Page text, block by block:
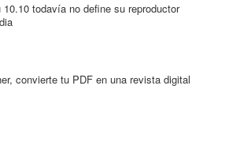
10.10 todavía no define su reproductor
convierte tu PDF en una revista digital